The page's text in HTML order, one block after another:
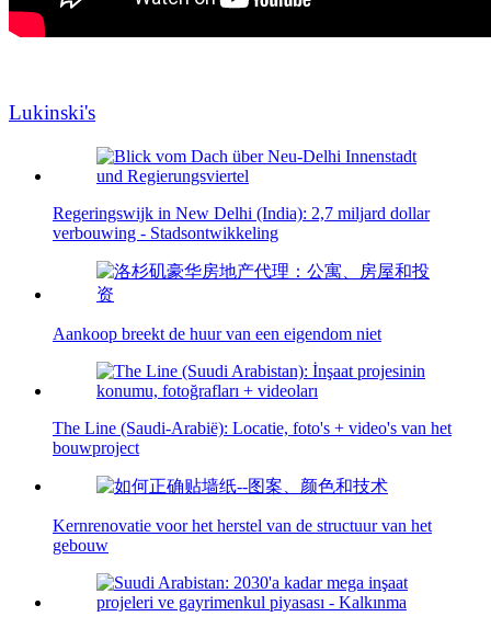
Lukinski's
Regeringswijk in New Delhi (India): 2,7 miljard dollar
verbouwing - Stadsontwikkeling
Aankoop breekt de huur van een eigendom niet
The Line (Saudi-Arabië): Locatie, foto's + video's van het
bouwproject
Kernrenovatie voor het herstel van de structuur van het
gebouw